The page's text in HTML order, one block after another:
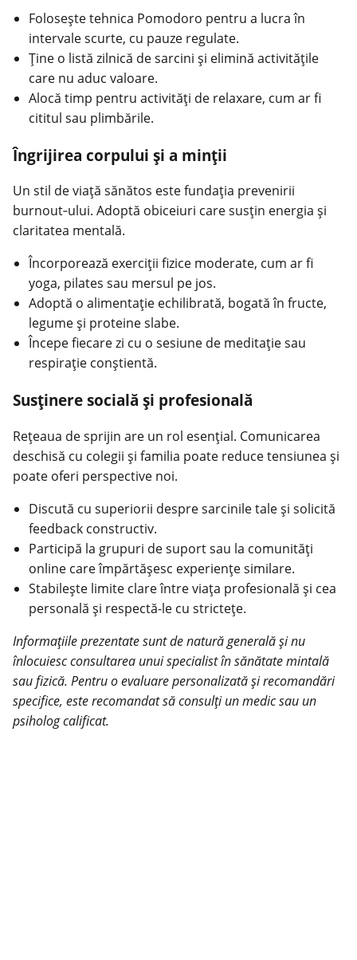
Folosește tehnica Pomodoro pentru a lucra în
intervale scurte, cu pauze regulate.
Ține o listă zilnică de sarcini și elimină activitățile
care nu aduc valoare.
Alocă timp pentru activități de relaxare, cum ar fi
cititul sau plimbările.
Îngrijirea corpului și a minții
Un stil de viață sănătos este fundația prevenirii
burnout‑ului. Adoptă obiceiuri care susțin energia și
claritatea mentală.
Încorporează exerciții fizice moderate, cum ar fi
yoga, pilates sau mersul pe jos.
Adoptă o alimentație echilibrată, bogată în fructe,
legume și proteine slabe.
Începe fiecare zi cu o sesiune de meditație sau
respirație conștientă.
Susținere socială și profesională
Rețeaua de sprijin are un rol esențial. Comunicarea
deschisă cu colegii și familia poate reduce tensiunea și
poate oferi perspective noi.
Discută cu superiorii despre sarcinile tale și solicită
feedback constructiv.
Participă la grupuri de suport sau la comunități
online care împărtășesc experiențe similare.
Stabilește limite clare între viața profesională și cea
personală și respectă-le cu strictețe.
Informațiile prezentate sunt de natură generală și nu
înlocuiesc consultarea unui specialist însănătatemintală
sau fizică. Pentru o evaluare personalizată și recomandări
specifice, este recomandat să consulți un medic sau un
psiholog calificat.